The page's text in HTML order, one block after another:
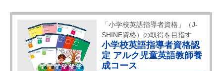
「小学校英語指導者資格」（J-
SHINE資格）の取得を目指す
小学校英語指導者資格認
定 アルク児童英語教師養
成コース